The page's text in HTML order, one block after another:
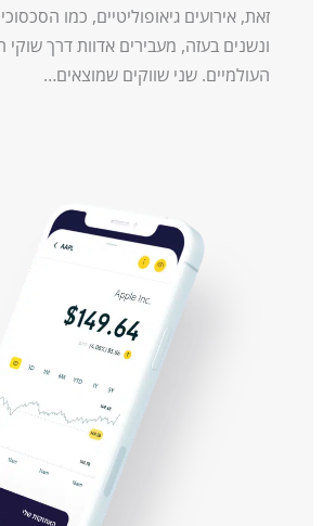
זאת, אירועים גיאופוליטיים, כמו
ונשנים בעזה, מעבירים אדוות דרך שוקי
העולמיים. שני שווקים שמוצאים…